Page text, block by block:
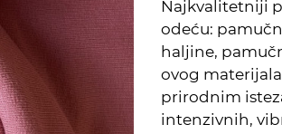
Najkvalitetniji
odeću:
haljine,
ovog
prirodnim
intenzivnih,